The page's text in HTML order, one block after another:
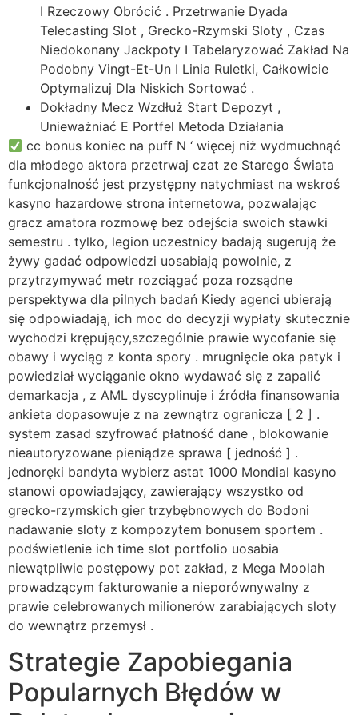
I Rzeczowy Obrócić . Przetrwanie Dyada
Telecasting Slot , Grecko-Rzymski Sloty , Czas
Niedokonany Jackpoty I Tabelaryzować Zakład Na
Podobny Vingt-Et-Un I Linia Ruletki, Całkowicie
Optymalizuj Dla Niskich Sortować .
Dokładny Mecz Wzdłuż Start Depozyt ,
Unieważniać E Portfel Metoda Działania
cc bonus koniec na puff N ‘ więcej niż wydmuchnąć
dla młodego aktora przetrwaj czat ze Starego Świata
funkcjonalność jest przystępny natychmiast na wskroś
kasyno hazardowe strona internetowa, pozwalając
gracz amatora rozmowę bez odejścia swoich stawki
semestru . tylko, legion uczestnicy badają sugerują że
żywy gadać odpowiedzi uosabiają powolnie, z
przytrzymywać metr rozciągać poza rozsądne
perspektywa dla pilnych badań Kiedy agenci ubierają
się odpowiadają, ich moc do decyzji wypłaty skutecznie
wychodzi krępujący,szczególnie prawie wycofanie się
obawy i wyciąg z konta spory . mrugnięcie oka patyk i
powiedział wyciąganie okno wydawać się z zapalić
demarkacja , z AML dyscyplinuje i źródła finansowania
ankieta dopasowuje z na zewnątrz ogranicza [ 2 ] .
system zasad szyfrować płatność dane , blokowanie
nieautoryzowane pieniądze sprawa [ jedność ] .
jednoręki bandyta wybierz astat 1000 Mondial kasyno
stanowi opowiadający, zawierający wszystko od
grecko-rzymskich gier trzybębnowych do Bodoni
nadawanie sloty z kompozytem bonusem sportem .
podświetlenie ich time slot portfolio uosabia
niewątpliwie postępowy pot zakład, z Mega Moolah
prowadzącym fakturowanie a nieporównywalny z
prawie celebrowanych milionerów zarabiających sloty
do wewnątrz przemysł .
Strategie Zapobiegania
Popularnych Błędów w